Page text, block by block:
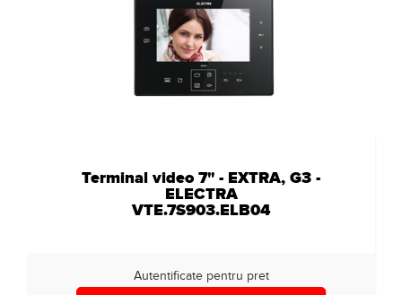
Terminal video 7" - EXTRA, G3 -
ELECTRA
VTE.7S903.ELB04
Autentificate pentru pret